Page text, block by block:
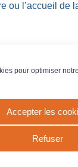
pour optimiser
Accepter les
Refuser
ou l’accueil de
Propulsé par